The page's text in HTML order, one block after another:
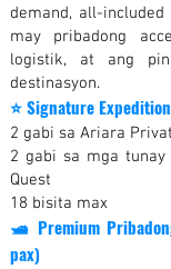
demand, all-
may pribadong
logistik, at ang
destinasyon.
⭐Signature
2 gabi sa Ariara
2 gabi sa mga
Quest
18 bisita max
🛥 Premium
pax)